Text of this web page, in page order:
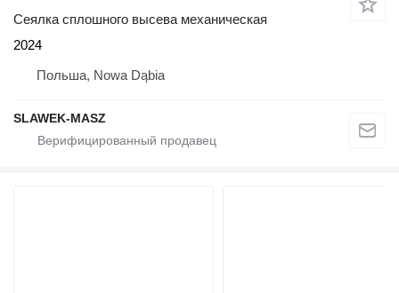
Сеялка сплошного высева механическая
2024
Польша, Nowa Dąbia
SLAWEK-MASZ